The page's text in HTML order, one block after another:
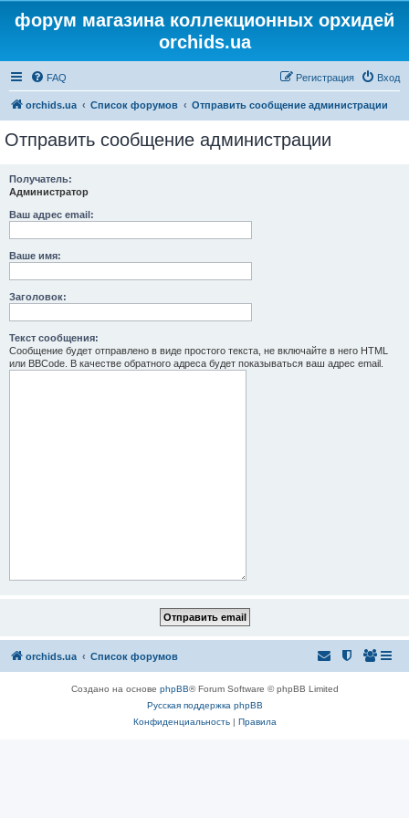
форум магазина коллекционных орхидей
orchids.ua
FAQ Вход
Регистрация
orchids.ua Список форумов Отправить сообщение администрации
Отправить сообщение администрации
Получатель:
Администратор
Ваш адрес email:
Ваше имя:
Заголовок:
Текст сообщения:
Сообщение будет отправлено в виде простого текста, не включайте в него HTML
или BBCode. В качестве обратного адреса будет показываться ваш адрес email.
orchids.ua Список форумов
Создано на основе phpBB® Forum Software © phpBB Limited
Русская поддержка phpBB
Конфиденциальность| Правила